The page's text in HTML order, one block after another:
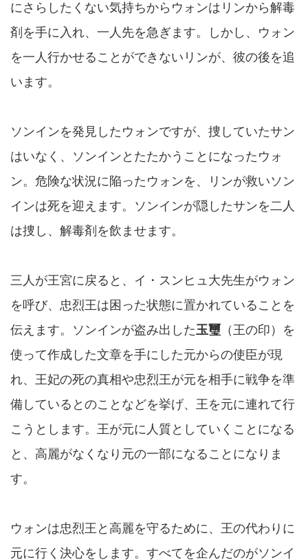
にさらしたくない気持ちからウォンはリンから解毒
剤を手に入れ、一人先を急ぎます。しかし、ウォン
を一人行かせることができないリンが、彼の後を追
います。
ソンインを発見したウォンですが、捜していたサン
はいなく、ソンインとたたかうことになったウォ
ン。危険な状況に陥ったウォンを、リンが救いソン
インは死を迎えます。ソンインが隠したサンを二人
は捜し、解毒剤を飲ませます。
三人が王宮に戻ると、イ・スンヒュ大先生がウォン
を呼び、忠烈王は困った状態に置かれていることを
伝えます。ソンインが盗み出した玉璽 （王の印）を
使って作成した文章を手にした元からの使臣が現
れ、王妃の死の真相や忠烈王が元を相手に戦争を準
備しているとのことなどを挙げ、王を元に連れて行
こうとします。王が元に人質としていくことになる
と、高麗がなくなり元の一部になることになりま
す。
ウォンは忠烈王と高麗を守るために、王の代わりに
元に行く決心をします。すべてを企んだのがソンイ